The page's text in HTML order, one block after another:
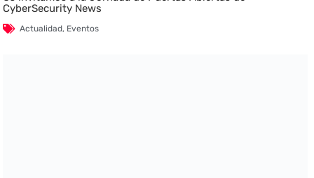
CyberSecurity News
Actualidad, Eventos